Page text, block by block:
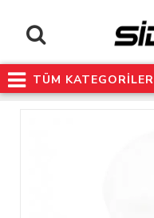
TÜM KATEGORİLER